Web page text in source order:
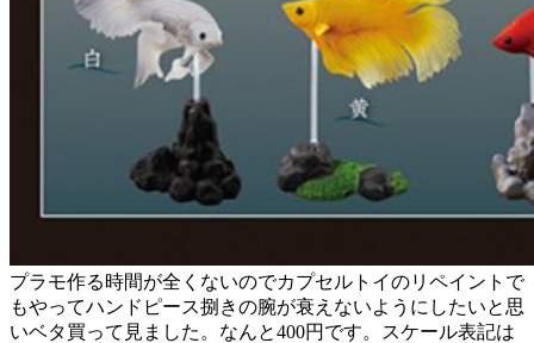
プラモ作る時間が全くないのでカプセルトイのリペイントで
もやってハンドピース捌きの腕が衰えないようにしたいと思
いベタ買って見ました。なんと400円です。スケール表記は